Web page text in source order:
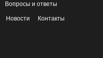
Вопросы и ответы
Новости Контакты